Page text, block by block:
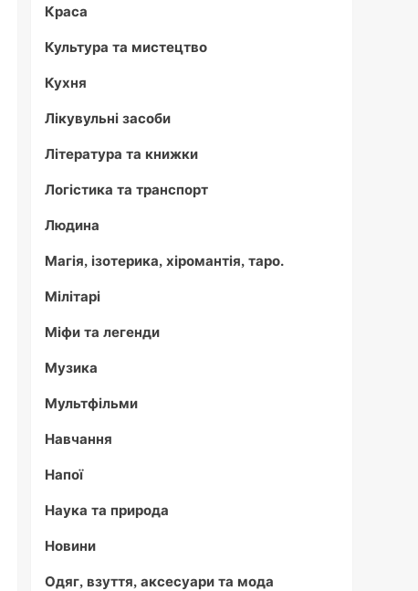
Краса
Культура та мистецтво
Кухня
Лікувульні засоби
Література та книжки
Логістика та транспорт
Людина
Магія, ізотерика, хіромантія, таро.
Мілітарі
Міфи та легенди
Музика
Мультфільми
Навчання
Напої
Наука та природа
Новини
Одяг, взуття, аксесуари та мода